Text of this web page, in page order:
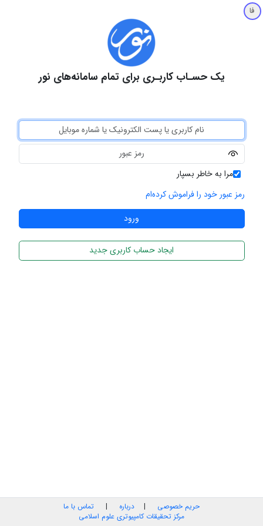
فا
یک حسـاب کاربـری برای تمام سامانه‌های نور
مرا به خاطر بسپار
رمز عبور خود را فراموش کرده‌ام
ایجاد حساب کاربری جدید
حریم خصوصی | درباره | تماس با ما
مرکز تحقیقات کامپیوتری علوم اسلامی